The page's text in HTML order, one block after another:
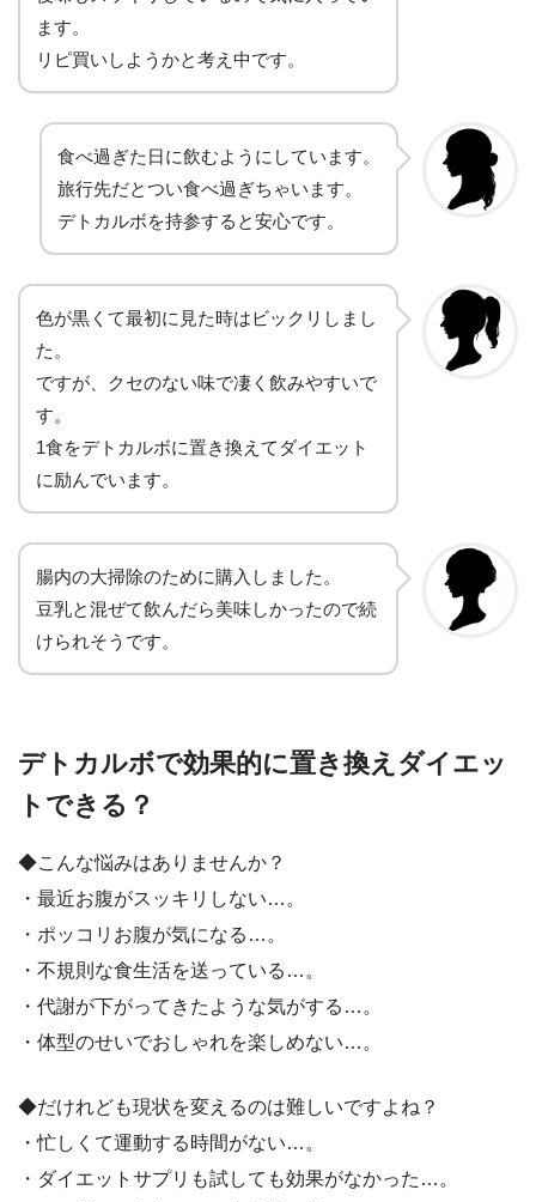
ます。
リピ買いしようかと考え中です。
食べ過ぎた日に飲むようにしています。
旅行先だとつい食べ過ぎちゃいます。
デトカルボを持参すると安心です。
色が黒くて最初に見た時はビックリしまし
た。
ですが、クセのない味で凄く飲みやすいで
す。
1食をデトカルボに置き換えてダイエット
に励んでいます。
腸内の大掃除のために購入しました。
豆乳と混ぜて飲んだら美味しかったので続
けられそうです。
デトカルボで効果的に置き換えダイエッ
トできる？
◆こんな悩みはありませんか？
・最近お腹がスッキリしない…。
・ポッコリお腹が気になる…。
・不規則な食生活を送っている…。
・代謝が下がってきたような気がする…。
・体型のせいでおしゃれを楽しめない…。
◆だけれども現状を変えるのは難しいですよね？
・忙しくて運動する時間がない…。
・ダイエットサプリも試しても効果がなかった…。